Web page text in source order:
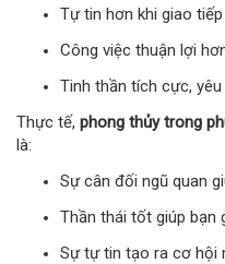
Tự tin hơn khi giao tiếp
Công việc thuận lợi
Tinh thần tích cực,
Thực tế, phong thủy trong
là:
Sự cân đối ngũ quan
Thần thái tốt giúp bạn
Sự tự tin tạo ra cơ hội